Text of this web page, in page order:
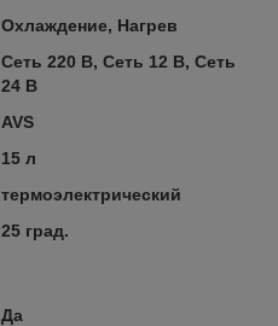
Охлаждение, Нагрев
Сеть 220 В, Сеть 12 В, Сеть
24 В
AVS
15 л
термоэлектрический
25 град.
Да